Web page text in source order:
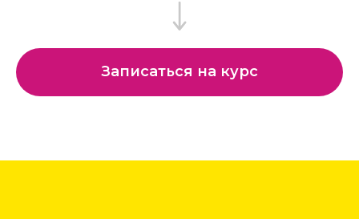
Записаться на курс